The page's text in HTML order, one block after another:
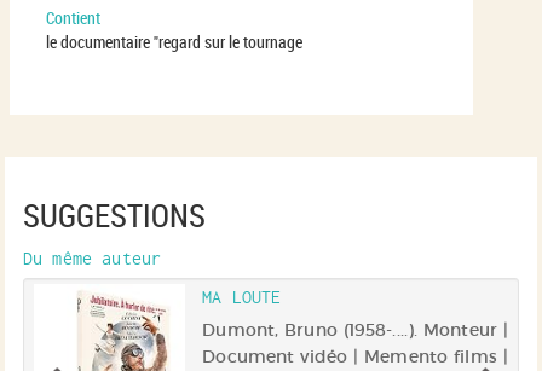
Contient
le documentaire "regard sur le tournage
SUGGESTIONS
Du même auteur
MA LOUTE
Dumont, Bruno (1958-....). Monteur |
Document vidéo | Memento films |